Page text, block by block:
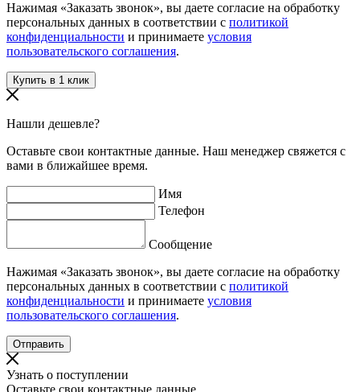
Нажимая «Заказать звонок», вы даете согласие на обработку
персональных данных в соответствии с политикой
конфиденциальности и принимаете условия
пользовательского соглашения.
Нашли дешевле?
Оставьте свои контактные данные. Наш менеджер свяжется с
вами в ближайшее время.
Имя
Телефон
Сообщение
Нажимая «Заказать звонок», вы даете согласие на обработку
персональных данных в соответствии с политикой
конфиденциальности и принимаете условия
пользовательского соглашения.
Узнать о поступлении